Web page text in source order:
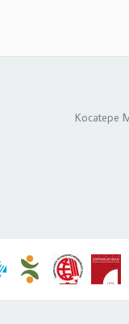
Kocatepe